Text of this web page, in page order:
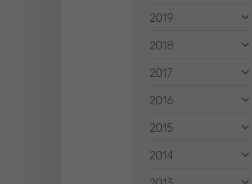
2019
2018
2017
2016
2015
2014